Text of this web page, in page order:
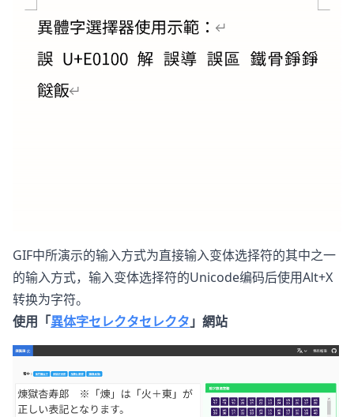
GIF中所演示的输入方式为直接输入变体选择符的其中之一
的输入方式，输入变体选择符的Unicode编码后使用Alt+X
转换为字符。
使用「異体字セレクタセレクタ 」網站